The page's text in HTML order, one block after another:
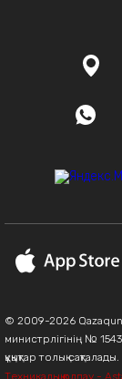
© 2009-2026
министрлігінің №
құқықтар толық сақталады.
Техникалық қолдау -